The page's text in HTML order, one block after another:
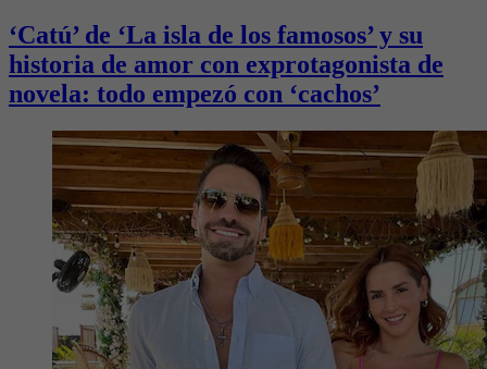
‘Catú’ de ‘La isla de los famosos’ y su
historia de amor con exprotagonista de
novela: todo empezó con ‘cachos’